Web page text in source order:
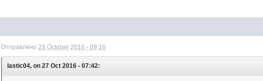
Отправлено28 October 2016 - 09:16
lastic04, on 27 Oct 2016 - 07:42: